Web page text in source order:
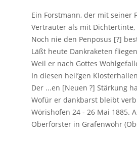
Ein Forstmann, der mit seiner
Vertrauter als mit Dichtertinte,
Noch nie den Penposus [?]
Läßt heute Dankraketen
Weil er nach Gottes
In diesen heil’gen Klosterhallen
Der ...en [Neuen ?] Stärkung
Wofür er dankbarst bleibt
Wörishofen 24 - 26 Mai 1885.
Oberförster in Grafenwöhr